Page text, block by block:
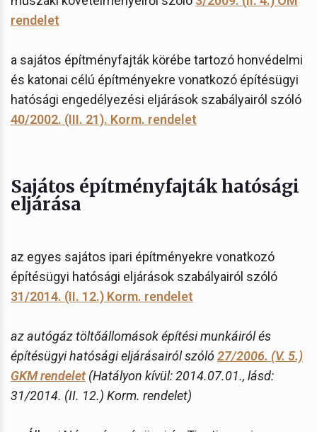
rendelet
a sajátos építményfajták körébe tartozó honvédelmi
és katonai célú építményekre vonatkozó építésügyi
hatósági engedélyezési eljárások szabályairól szóló
40/2002. (III. 21). Korm. rendelet
Sajátos építményfajták hatósági
eljárása
az egyes sajátos ipari építményekre vonatkozó
építésügyi hatósági eljárások szabályairól szóló
31/2014. (II. 12.) Korm. rendelet
az autógáz töltőállomások építési munkáiról és
építésügyi hatósági eljárásairól szóló27/2006. (V. 5.)
GKM rendelet (Hatályon kívül: 2014.07.01., lásd:
31/2014. (II. 12.) Korm. rendelet)